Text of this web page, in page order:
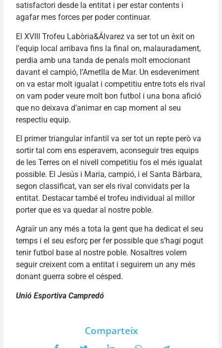
satisfactori desde la entitat i per estar contents i
agafar mes forces per poder continuar.
El XVIII Trofeu Labòria&Álvarez va ser tot un èxit on
l’equip local arribava fins la final on, malauradament,
perdia amb una tanda de penals molt emocionant
davant el campió, l’Ametlla de Mar. Un esdeveniment
on va estar molt igualat i competitiu entre tots els rival
on vam poder veure molt bon futbol i una bona afició
que no deixava d’animar en cap moment al seu
respectiu equip.
El primer triangular infantil va ser tot un repte però va
sortir tal com ens esperavem, aconseguir tres equips
de les Terres on el nivell competitiu fos el més igualat
possible. El Jesús i Maria, campió, i el Santa Bàrbara,
segon classificat, van ser els rival convidats per la
entitat. Destacar també el trofeu individual al millor
porter que es va quedar al nostre poble.
Agraïr un any més a tota la gent que ha dedicat el seu
temps i el seu esforç per fer possible que s’hagi pogut
tenir futbol base al nostre poble. Nosaltres volem
seguir creixent com a entitat i seguirem un any més
donant guerra sobre el césped.
Unió Esportiva Campredó
Comparteix